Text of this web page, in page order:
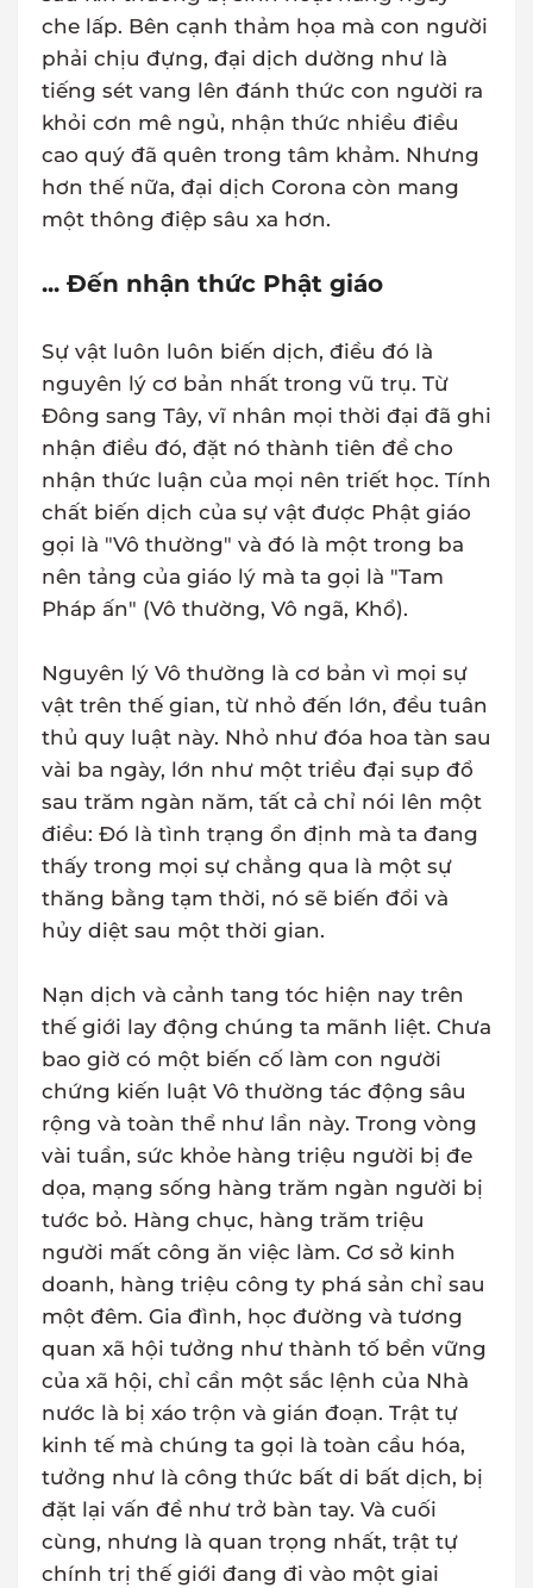
che lấp. Bên cạnh thảm họa mà con người
phải chịu đựng, đại dịch dường như là
tiếng sét vang lên đánh thức con người ra
khỏi cơn mê ngủ, nhận thức nhiều điều
cao quý đã quên trong tâm khảm. Nhưng
hơn thế nữa, đại dịch Corona còn mang
một thông điệp sâu xa hơn.
... Đến nhận thức Phật giáo
Sự vật luôn luôn biến dịch, điều đó là
nguyên lý cơ bản nhất trong vũ trụ. Từ
Đông sang Tây, vĩ nhân mọi thời đại đã ghi
nhận điều đó, đặt nó thành tiên đề cho
nhận thức luận của mọi nên triết học. Tính
chất biến dịch của sự vật được Phật giáo
gọi là "Vô thường" và đó là một trong ba
nên tảng của giáo lý mà ta gọi là "Tam
Pháp ấn" (Vô thường, Vô ngã, Khổ).
Nguyên lý Vô thường là cơ bản vì mọi sự
vật trên thế gian, từ nhỏ đến lớn, đều tuân
thủ quy luật này. Nhỏ như đóa hoa tàn sau
vài ba ngày, lớn như một triều đại sụp đổ
sau trăm ngàn năm, tất cả chỉ nói lên một
điều: Đó là tình trạng ổn định mà ta đang
thấy trong mọi sự chẳng qua là một sự
thăng bằng tạm thời, nó sẽ biến đổi và
hủy diệt sau một thời gian.
Nạn dịch và cảnh tang tóc hiện nay trên
thế giới lay động chúng ta mãnh liệt. Chưa
bao giờ có một biến cố làm con người
chứng kiến luật Vô thường tác động sâu
rộng và toàn thể như lần này. Trong vòng
vài tuần, sức khỏe hàng triệu người bị đe
dọa, mạng sống hàng trăm ngàn người bị
tước bỏ. Hàng chục, hàng trăm triệu
người mất công ăn việc làm. Cơ sở kinh
doanh, hàng triệu công ty phá sản chỉ sau
một đêm. Gia đình, học đường và tương
quan xã hội tưởng như thành tố bền vững
của xã hội, chỉ cần một sắc lệnh của Nhà
nước là bị xáo trộn và gián đoạn. Trật tự
kinh tế mà chúng ta gọi là toàn cầu hóa,
tưởng như là công thức bất di bất dịch, bị
đặt lại vấn đề như trở bàn tay. Và cuối
cùng, nhưng là quan trọng nhất, trật tự
chính trị thế giới đang đi vào một giai